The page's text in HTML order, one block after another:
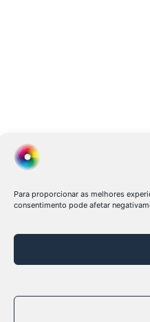
Para proporcionar as melhores
consentimento pode afetar